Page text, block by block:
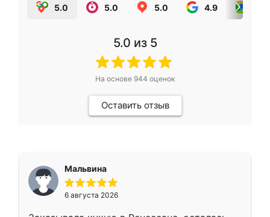
5.0 5.0 5.0 4.9
5.0 из 5
На основе 944 оценок
Оставить отзыв
Мальвина
6 августа 2026